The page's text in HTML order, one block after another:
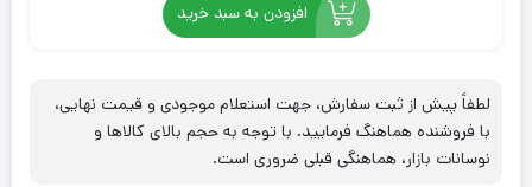
افزودن به سبد خرید
لطفاً پیش از ثبت سفارش، جهت استعلام موجودی و قیمت نهایی،
با فروشنده هماهنگ فرمایید. با توجه به حجم بالای کالاها و
نوسانات بازار، هماهنگی قبلی ضروری است.